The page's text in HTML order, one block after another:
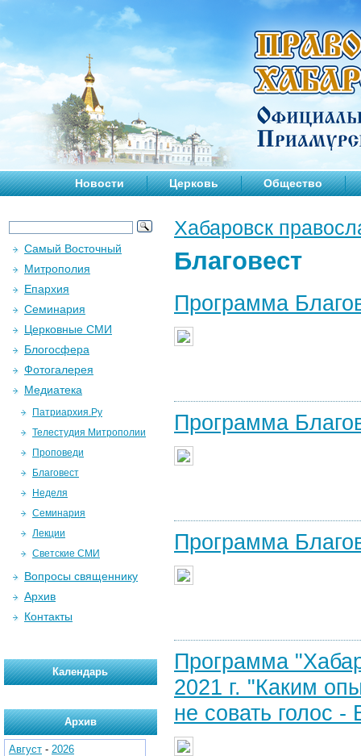
Новости Церковь Общество
Хабаровск
Благовест
Программа
Программа
Программа
Программа
2021 г. "Каким
не совать голос -
Самый Восточный
Митрополия
Епархия
Семинария
Церковные СМИ
Блогосфера
Фотогалерея
Медиатека
Патриархия.Ру
Телестудия Митрополии
Проповеди
Благовест
Неделя
Семинария
Лекции
Светские СМИ
Вопросы священнику
Архив
Контакты
Календарь
Архив
Август - 2026